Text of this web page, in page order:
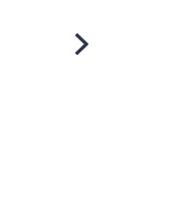
Scroll